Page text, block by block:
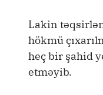
Lakin
hökmü
heç bir şahid
etməyib.